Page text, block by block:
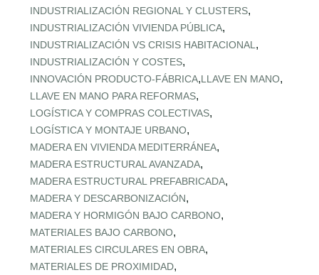
INDUSTRIALIZACIÓN REGIONAL Y CLUSTERS,
INDUSTRIALIZACIÓN VIVIENDA PÚBLICA,
INDUSTRIALIZACIÓN VS CRISIS HABITACIONAL ,
INDUSTRIALIZACIÓN Y COSTES,
INNOVACIÓN PRODUCTO-FÁBRICA,LLAVE EN MANO,
LLAVE EN MANO PARA REFORMAS,
LOGÍSTICA Y COMPRAS COLECTIVAS,
LOGÍSTICA Y MONTAJE URBANO,
MADERA EN VIVIENDA MEDITERRÁNEA,
MADERA ESTRUCTURAL AVANZADA,
MADERA ESTRUCTURAL PREFABRICADA,
MADERA Y DESCARBONIZACIÓN,
MADERA Y HORMIGÓN BAJO CARBONO,
MATERIALES BAJO CARBONO,
MATERIALES CIRCULARES EN OBRA,
MATERIALES DE PROXIMIDAD,